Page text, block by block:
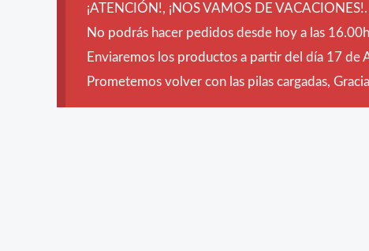
¡ATENCIÓN!, ¡NOS VAMOS DE VACACIONES!.
No podrás hacer pedidos desde hoy a las
Enviaremos los productos a partir del día 17 de
Prometemos volver con las pilas cargadas,